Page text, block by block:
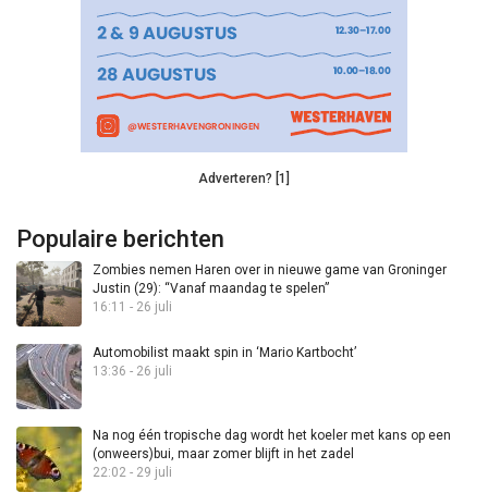
Adverteren? [1]
Populaire berichten
Zombies nemen Haren over in nieuwe game van Groninger
Justin (29): “Vanaf maandag te spelen”
16:11 - 26 juli
Automobilist maakt spin in ‘Mario Kartbocht’
13:36 - 26 juli
Na nog één tropische dag wordt het koeler met kans op een
(onweers)bui, maar zomer blijft in het zadel
22:02 - 29 juli